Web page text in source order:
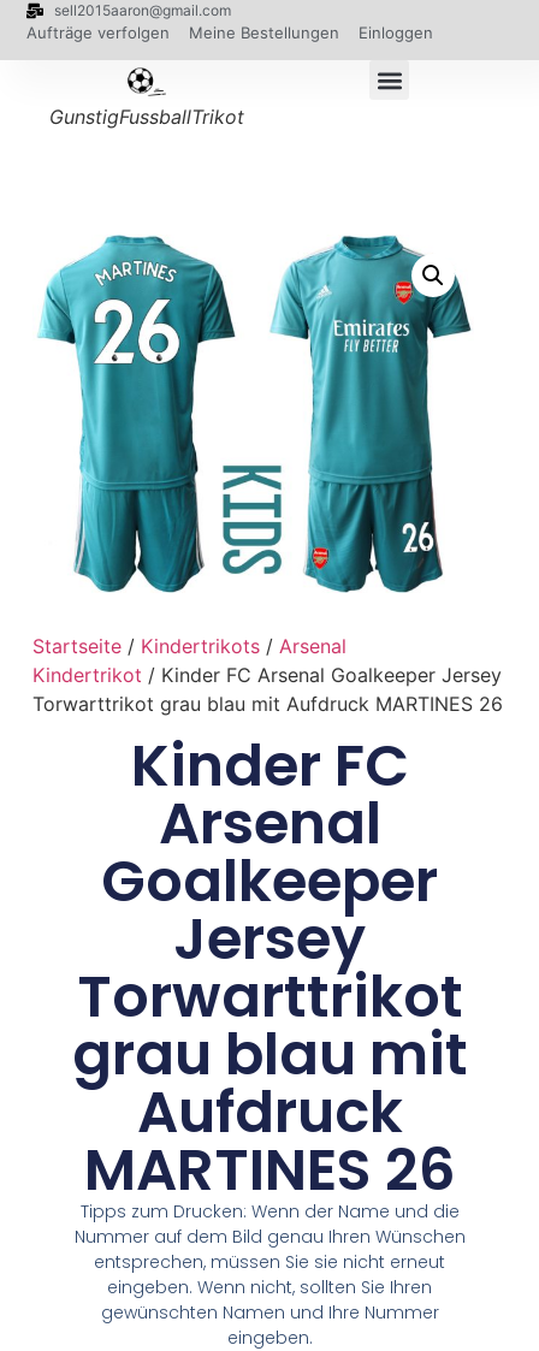
sell2015aaron@gmail.com
Aufträge verfolgen Meine Bestellungen Einloggen
GunstigFussballTrikot
Startseite/ Kindertrikots/ Arsenal
Kindertrikot / Kinder FC Arsenal Goalkeeper Jersey
Torwarttrikot grau blau mit Aufdruck MARTINES 26
Kinder FC
Arsenal
Goalkeeper
Jersey
Torwarttrikot
grau blau mit
Aufdruck
MARTINES 26
Tipps zum Drucken: Wenn der Name und die
Nummer auf dem Bild genau Ihren Wünschen
entsprechen, müssen Sie sie nicht erneut
eingeben. Wenn nicht, sollten Sie Ihren
gewünschten Namen und Ihre Nummer
eingeben.